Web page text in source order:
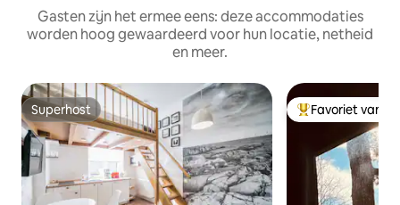
Gasten zijn het ermee eens: deze accommodaties
worden hoog gewaardeerd voor hun locatie, netheid
en meer.
Superhost
Superhost Topfavoriet van
Favoriet van